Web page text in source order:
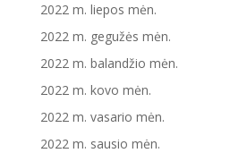
2022 m. liepos mėn.
2022 m. gegužės mėn.
2022 m. balandžio mėn.
2022 m. kovo mėn.
2022 m. vasario mėn.
2022 m. sausio mėn.